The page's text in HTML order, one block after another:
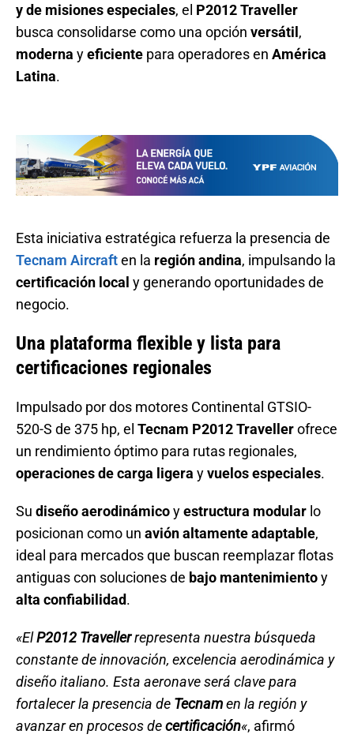
y de misiones especiales, el P2012 Traveller
busca consolidarse como una opción versátil,
moderna yeficiente para operadores en América
Latina.
Esta iniciativa estratégica refuerza la presencia de
Tecnam Aircraften la región andina, impulsando la
certificación local y generando oportunidades de
negocio.
Una plataforma flexible y lista para
certificaciones regionales
Impulsado por dos motores Continental GTSIO-
520-S de 375 hp, el Tecnam P2012 Travellerofrece
un rendimiento óptimo para rutas regionales,
operaciones de carga ligera yvuelos especiales.
Su diseño aerodinámicoyestructura modular lo
posicionan como un avión altamente adaptable,
ideal para mercados que buscan reemplazar flotas
antiguas con soluciones de bajo mantenimientoy
alta confiabilidad.
«ElP2012 Travellerrepresenta nuestra búsqueda
constante de innovación, excelencia aerodinámica y
diseño italiano. Esta aeronave será clave para
fortalecer la presencia de Tecnamen la región y
avanzar en procesos decertificación«, afirmó